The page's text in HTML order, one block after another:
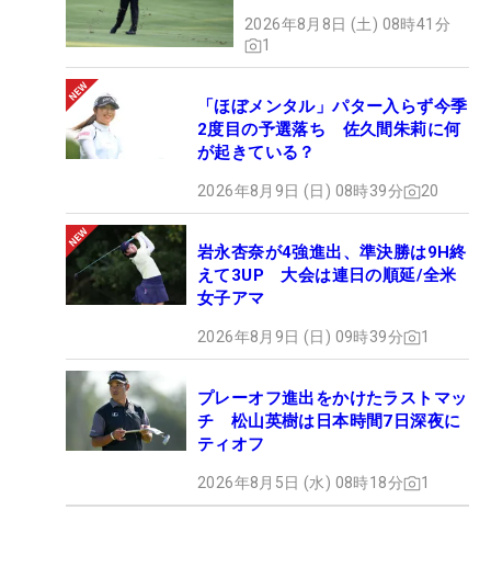
2026年8月8日 (土) 08時41分
1
「ほぼメンタル」パター入らず今季
2度目の予選落ち 佐久間朱莉に何
が起きている？
2026年8月9日 (日) 08時39分 20
岩永杏奈が4強進出、準決勝は9H終
えて3UP 大会は連日の順延/全米
女子アマ
2026年8月9日 (日) 09時39分 1
プレーオフ進出をかけたラストマッ
チ 松山英樹は日本時間7日深夜に
ティオフ
2026年8月5日 (水) 08時18分 1